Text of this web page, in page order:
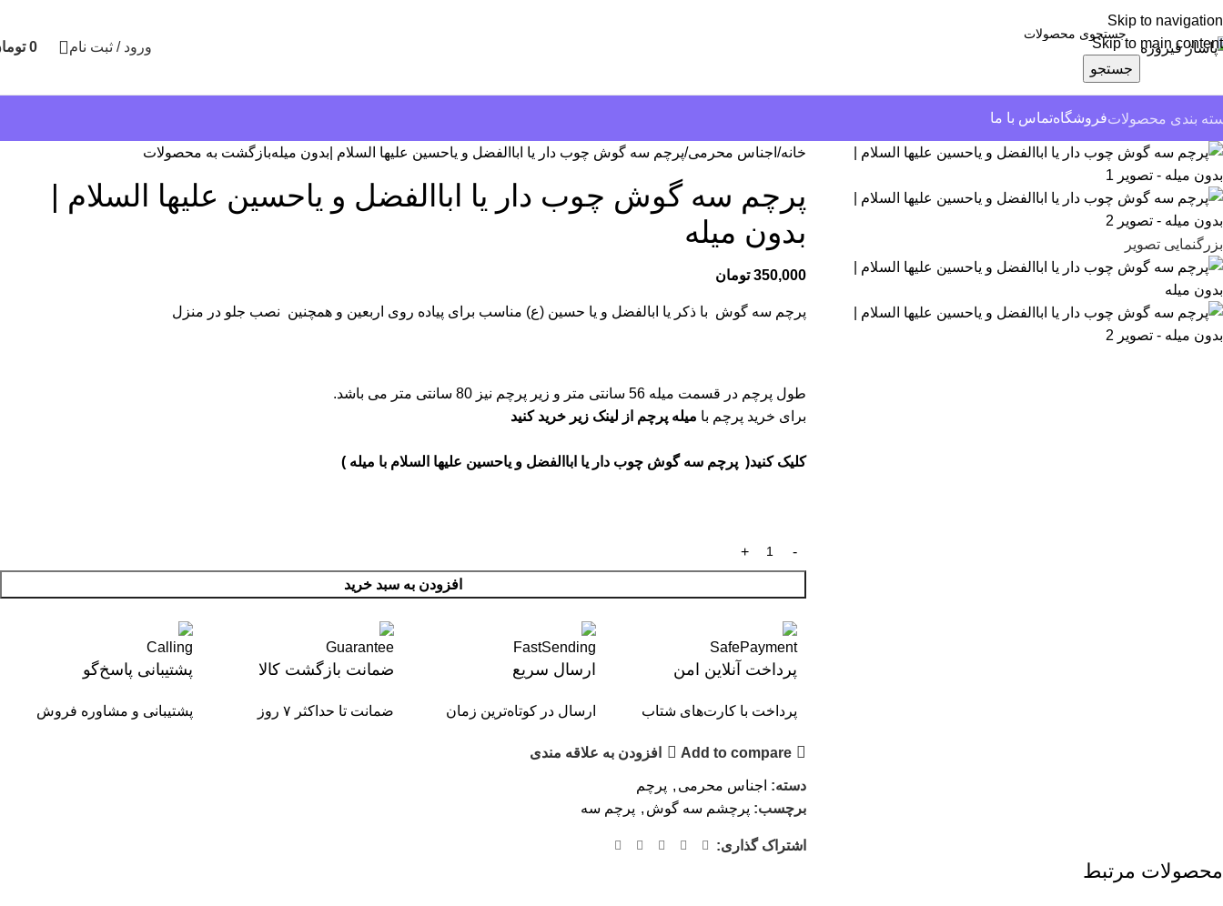
Skip to navigation
Skip to main content
جستجو
ورود / ثبت نام 0
بندی محصولاتفروشگاهتماس با ما
بزرگنمایی تصویر
خانه اجناس محرمی پرچم سه گوش چوب دار یا اباالفضل و یاحسین علیها السلام |بدون میلهبازگشت به محصولات
پرچم سه گوش چوب دار یا اباالفضل و یاحسین علیها السلام |
بدون میله
350,000 تومان
پرچم سه گوش با ذکر یا ابالفضل و یا حسین (ع) مناسب برای پیاده روی اربعین و همچنین نصب جلو در منزل
طول پرچم در قسمت میله 56 سانتی متر و زیر پرچم نیز 80 سانتی متر می باشد.
برای خرید پرچم با میله پرچم از لینک زیر خرید کنید
کلیک کنید( پرچم سه گوش چوب دار یا اباالفضل و یاحسین علیها السلام با میله )
افزودن به سبد خرید
پرداخت آنلاین امن
پرداخت با کارت‌های شتاب
ارسال سریع
ارسال در کوتاه‌ترین زمان
ضمانت بازگشت کالا
ضمانت تا حداکثر ۷ روز
پشتیبانی پاسخ‌گو
پشتیبانی و مشاوره فروش
Add to compare افزودن به علاقه مندی
دسته: اجناس محرمی , پرچم
برچسب: پرچشم سه گوش , پرچم سه
اشتراک گذاری:
محصولات مرتبط